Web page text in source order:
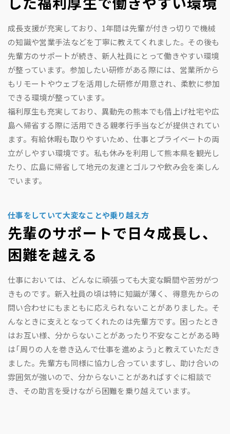
成長支援が充実しており、1年間は先輩が付きっ切りで機械
の知識や営業手法などを丁寧に教えてくれました。その後も
先輩方のサポートが続き、新人社員にとって働きやすい環境
が整っています。参加したい研修がある際には、営業所から
もリモートやウェブを活用した研修が用意され、柔軟に参加
できる環境が整っています。
福利厚生も充実しており、異動先の熊本でも借上げ社宅や広
島へ帰省する際に活用できる親孝行手当などが提供されてい
ます。有給休暇も取りやすいため、仕事とプライベートの両
立がしやすい環境です。私も休みを利用して熊本県を観光し
たり、広島に帰省して地元の友達とゴルフや飲み会を楽しん
でいます。
仕事をしていて大変なことや乗り越え方
先輩のサポートで日々成長し、
困難を越える
仕事においては、どんなに頑張っても大変な瞬間や苦労がつ
きものです。新入社員の頃は特に知識が薄く、得意先からの
問い合わせにもまともに応えられないことがありました。そ
んなときに支えとなってくれたのは先輩方です。困ったとき
はお互い様、分からないことがあったり不安なことがある時
は「周りの人を巻き込んで仕事を進めよう」と教えていただき
ました。先輩方も同様に協力し合っていますし、助け合いの
雰囲気が強いので、分からないことがあればすぐに相談で
き、その助言を受けながら困難を乗り越えています。